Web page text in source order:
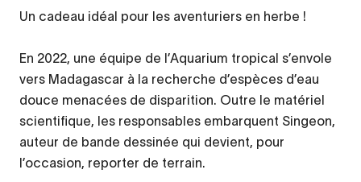
Un cadeau idéal pour les aventuriers en herbe !
En 2022, une équipe de l’Aquarium tropical s’envole
vers Madagascar à la recherche d’espèces d’eau
douce menacées de disparition. Outre le matériel
scientifique, les responsables embarquent Singeon,
auteur de bande dessinée qui devient, pour
l’occasion, reporter de terrain.